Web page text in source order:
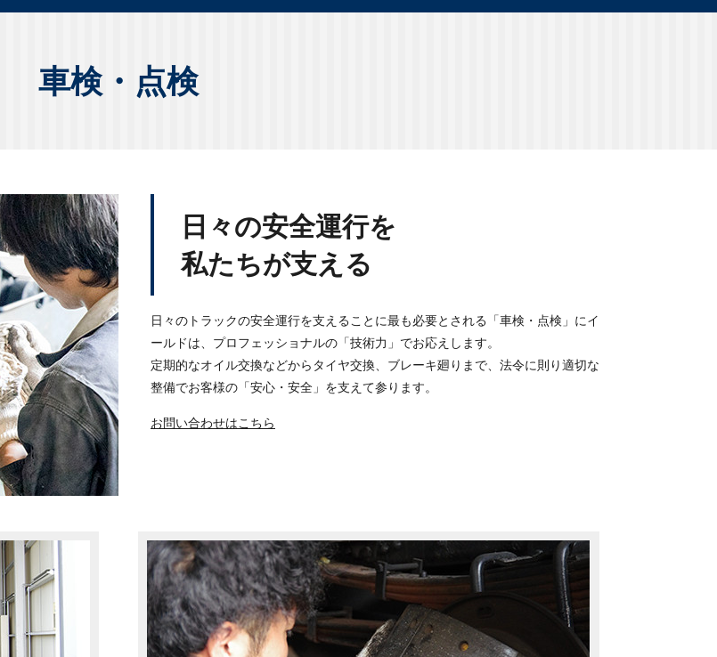
車検・点検
日々の安全運行を
私たちが支える
日々のトラックの安全運行を支えることに最も必要とされる「車検・点検」にイ
ールドは、プロフェッショナルの「技術力」でお応えします。
定期的なオイル交換などからタイヤ交換、ブレーキ廻りまで、法令に則り適切な
整備でお客様の「安心・安全」を支えて参ります。
お問い合わせはこちら